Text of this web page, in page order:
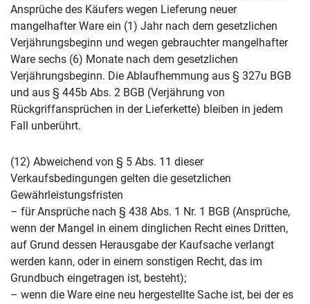
Ansprüche des Käufers wegen Lieferung neuer
mangelhafter Ware ein (1) Jahr nach dem gesetzlichen
Verjährungsbeginn und wegen gebrauchter mangelhafter
Ware sechs (6) Monate nach dem gesetzlichen
Verjährungsbeginn. Die Ablaufhemmung aus § 327u BGB
und aus § 445b Abs. 2 BGB (Verjährung von
Rückgriffansprüchen in der Lieferkette) bleiben in jedem
Fall unberührt.
(12) Abweichend von § 5 Abs. 11 dieser
Verkaufsbedingungen gelten die gesetzlichen
Gewährleistungsfristen
– für Ansprüche nach § 438 Abs. 1 Nr. 1 BGB (Ansprüche,
wenn der Mangel in einem dinglichen Recht eines Dritten,
auf Grund dessen Herausgabe der Kaufsache verlangt
werden kann, oder in einem sonstigen Recht, das im
Grundbuch eingetragen ist, besteht);
– wenn die Ware eine neu hergestellte Sache ist, bei der es